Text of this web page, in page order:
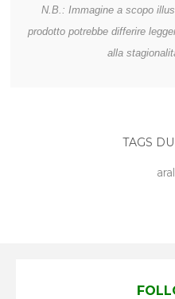
N.B.: Immagine a scopo
prodotto potrebbe differire
alla
TAGS